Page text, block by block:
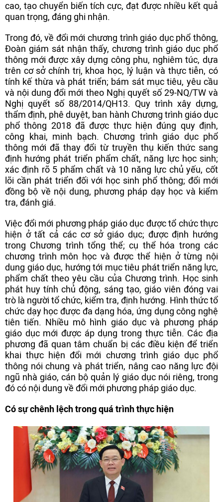
cao, tạo chuyển biến tích cực, đạt được nhiều kết quả
quan trọng, đáng ghi nhận.
Trong đó, về đổi mới chương trình giáo dục phổ thông,
Đoàn giám sát nhận thấy, chương trình giáo dục phổ
thông mới được xây dựng công phu, nghiêm túc, dựa
trên cơ sở chính trị, khoa học, lý luận và thực tiễn, có
tính kế thừa và phát triển; bám sát mục tiêu, yêu cầu
và nội dung đổi mới theo Nghị quyết số 29-NQ/TW và
Nghị quyết số 88/2014/QH13. Quy trình xây dựng,
thẩm định, phê duyệt, ban hành Chương trình giáo dục
phổ thông 2018 đã được thực hiện đúng quy định,
công khai, minh bạch. Chương trình giáo dục phổ
thông mới đã thay đổi từ truyền thụ kiến thức sang
định hướng phát triển phẩm chất, năng lực học sinh;
xác định rõ 5 phẩm chất và 10 năng lực chủ yếu, cốt
lõi cần phát triển đối với học sinh phổ thông; đổi mới
đồng bộ về nội dung, phương pháp dạy học và kiểm
tra, đánh giá.
Việc đổi mới phương pháp giáo dục được tổ chức thực
hiện ở tất cả các cơ sở giáo dục; được định hướng
trong Chương trình tổng thể; cụ thể hóa trong các
chương trình môn học và được thể hiện ở từng nội
dung giáo dục, hướng tới mục tiêu phát triển năng lực,
phẩm chất theo yêu cầu của Chương trình. Học sinh
phát huy tính chủ động, sáng tạo, giáo viên đóng vai
trò là người tổ chức, kiểm tra, định hướng. Hình thức tổ
chức dạy học được đa dạng hóa, ứng dụng công nghệ
tiên tiến. Nhiều mô hình giáo dục và phương pháp
giáo dục mới được áp dụng trong thực tiễn. Các địa
phương đã quan tâm chuẩn bị các điều kiện để triển
khai thực hiện đổi mới chương trình giáo dục phổ
thông nói chung và phát triển, nâng cao năng lực đội
ngũ nhà giáo, cán bộ quản lý giáo dục nói riêng, trong
đó có nội dung về đổi mới phương pháp giáo dục.
Có sự chênh lệch trong quá trình thực hiện